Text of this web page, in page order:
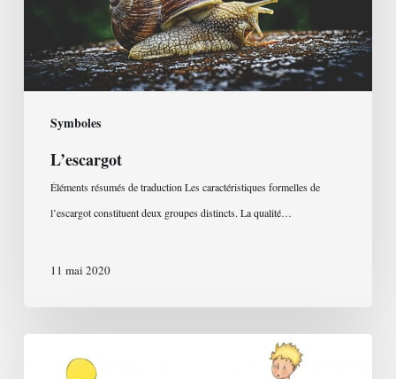
Symboles
L’escargot
Éléments résumés de traduction Les caractéristiques formelles de
l’escargot constituent deux groupes distincts. La qualité…
11 mai 2020